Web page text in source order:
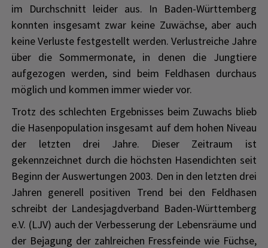
im Durchschnitt leider aus. In Baden-Württemberg
konnten insgesamt zwar keine Zuwächse, aber auch
keine Verluste festgestellt werden. Verlustreiche Jahre
über die Sommermonate, in denen die Jungtiere
aufgezogen werden, sind beim Feldhasen durchaus
möglich und kommen immer wieder vor.
Trotz des schlechten Ergebnisses beim Zuwachs blieb
die Hasenpopulation insgesamt auf dem hohen Niveau
der letzten drei Jahre. Dieser Zeitraum ist
gekennzeichnet durch die höchsten Hasendichten seit
Beginn der Auswertungen 2003. Den in den letzten drei
Jahren generell positiven Trend bei den Feldhasen
schreibt der Landesjagdverband Baden-Württemberg
e.V. (LJV) auch der Verbesserung der Lebensräume und
der Bejagung der zahlreichen Fressfeinde wie Füchse,